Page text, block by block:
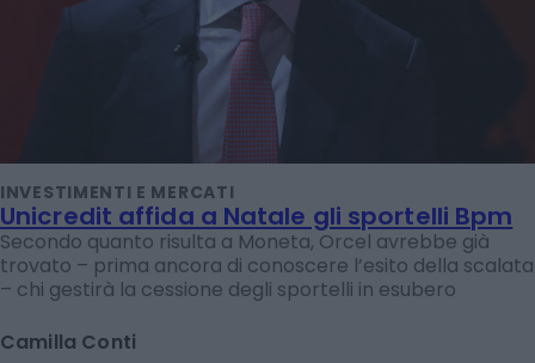
INVESTIMENTI E MERCATI
Unicredit affida a Natale gli sportelli Bpm
Secondo quanto risulta a Moneta, Orcel avrebbe già
trovato – prima ancora di conoscere l’esito della scalata
– chi gestirà la cessione degli sportelli in esubero
Camilla Conti